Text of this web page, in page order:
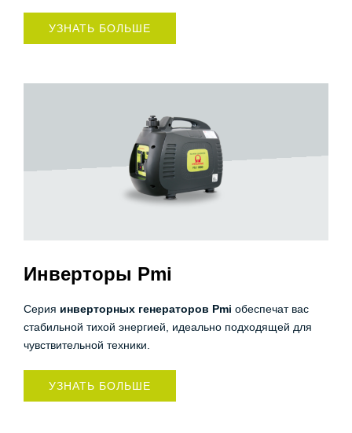
УЗНАТЬ БОЛЬШЕ
Инверторы Pmi
Серия инверторных генераторов Pmi обеспечат вас
стабильной тихой энергией, идеально подходящей для
чувствительной техники.
УЗНАТЬ БОЛЬШЕ